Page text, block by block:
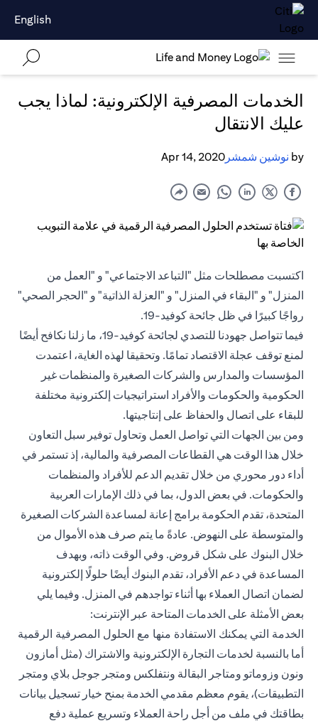
English
الخدمات المصرفية الإلكترونية: لماذا يجب
عليك الانتقال
by نوشين شمشر Apr 14, 2020
اكتسبت مصطلحات مثل "التباعد الاجتماعي" و "العمل من
المنزل" و "البقاء في المنزل" و "العزلة الذاتية" و "الحجر الصحي"
رواجًا كبيرًا في ظل جائحة كوفيد-19.
فيما تتواصل جهودنا للتصدي لجائحة كوفيد-19، ما زلنا نكافح أيضًا
لمنع توقف عجلة الاقتصاد تمامًا. وتحقيقا لهذه الغاية، اعتمدت
المؤسسات والمدارس والشركات الصغيرة والمنظمات غير
الحكومية والحكومات والأفراد استراتيجيات إلكترونية مختلفة
للبقاء على اتصال والحفاظ على إنتاجيتها.
ومن بين الجهات التي تواصل العمل وتحاول توفير سبل التعاون
خلال هذا الوقت هي القطاعات المصرفية والمالية، إذ تستمر في
أداء دور محوري من خلال تقديم الدعم للأفراد والمنظمات
والحكومات. في بعض الدول، بما في ذلك الإمارات العربية
المتحدة، تقدم الحكومة برامج إعانة لمساعدة الشركات الصغيرة
والمتوسطة على النهوض. عادةً ما يتم صرف هذه الأموال من
خلال البنوك على شكل قروض. وفي الوقت ذاته، وبهدف
المساعدة في دعم الأفراد، تقدم البنوك أيضًا حلولًا إلكترونية
لضمان اتصال العملاء بها أثناء تواجدهم في المنزل. وفيما يلي
بعض الأمثلة على الخدمات المتاحة عبر الإنترنت:
الخدمة التي يمكنك الاستفادة منها مع الحلول المصرفية الرقمية
أما بالنسبة لخدمات التجارة الإلكترونية والاشتراك (مثل أمازون
ونون وزوماتو ومتاجر البقالة ونتفلكس ومتجر جوجل بلاي ومتجر
التطبيقات)، يقوم معظم مقدمي الخدمة بمنح خيار تسجيل بيانات
بطاقتك في ملف من أجل راحة العملاء وتسريع عملية دفع